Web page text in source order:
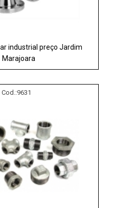
industrial preço Jardim
Marajoara
Cod.:9631